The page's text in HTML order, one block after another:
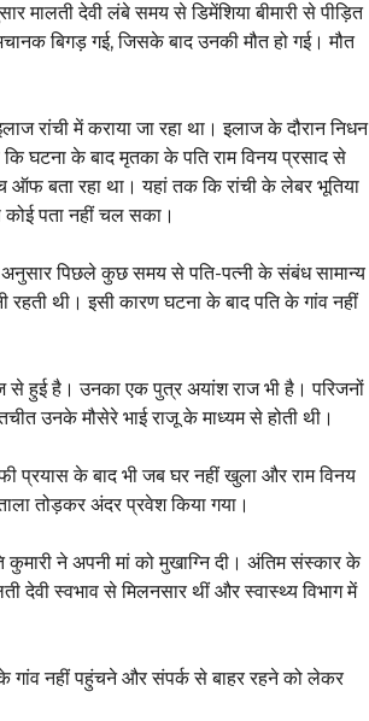
मालती देवी लंबे समय से डिमेंशिया बीमारी से पीड़ित
बिगड़ गई, जिसके बाद उनकी मौत हो गई। मौत
रांची में कराया जा रहा था। इलाज के दौरान निधन
घटना के बाद मृतका के पति राम विनय प्रसाद से
ऑफ बता रहा था। यहां तक कि रांची के लेबर भूतिया
पता नहीं चल सका।
अनुसार पिछले कुछ समय से पति-पत्नी के संबंध सामान्य
रहती थी। इसी कारण घटना के बाद पति के गांव नहीं
से हुई है। उनका एक पुत्र अयांश राज भी है। परिजनों
उनके मौसेरे भाई राजू के माध्यम से होती थी।
प्रयास के बाद भी जब घर नहीं खुला और राम विनय
तोड़कर अंदर प्रवेश किया गया।
कुमारी ने अपनी मां को मुखाग्नि दी। अंतिम संस्कार के
देवी स्वभाव से मिलनसार थीं और स्वास्थ्य विभाग में
गांव नहीं पहुंचने और संपर्क से बाहर रहने को लेकर